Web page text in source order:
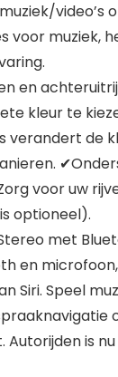
video’s
voor muziek,
en
kleur te
verandert de
voor uw
optioneel).
met
en
Siri. Speel
is